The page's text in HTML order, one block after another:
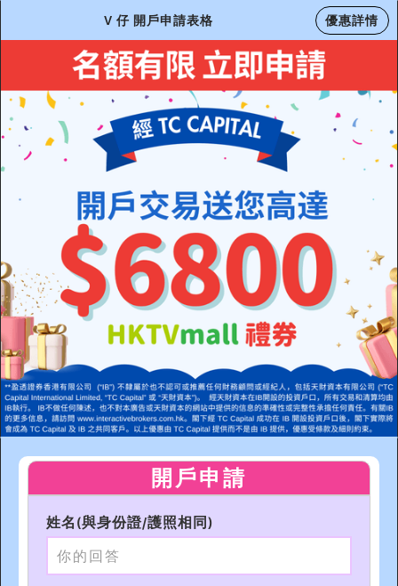
V 仔 開戶申請表格 優惠詳情
開戶申請
姓名(與身份證/護照相同)